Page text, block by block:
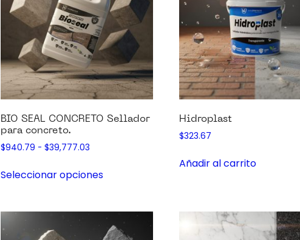
BIO SEAL CONCRETO Sellador
para concreto.
$940.79 - $39,777.03
Seleccionar opciones
Hidroplast
$323.67
Añadir al carrito